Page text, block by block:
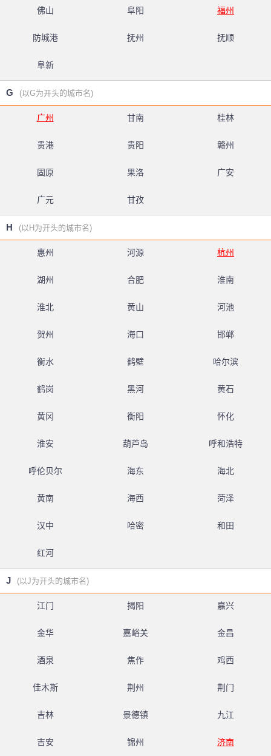
佛山 阜阳 福州
防城港 抚州 抚顺
阜新
G (以G为开头的城市名)
广州 甘南 桂林
贵港 贵阳 赣州
固原 果洛 广安
广元 甘孜
H (以H为开头的城市名)
惠州 河源 杭州
湖州 合肥 淮南
淮北 黄山 河池
贺州 海口 邯郸
衡水 鹤壁 哈尔滨
鹤岗 黑河 黄石
黄冈 衡阳 怀化
淮安 葫芦岛 呼和浩特
呼伦贝尔 海东 海北
黄南 海西 菏泽
汉中 哈密 和田
红河
J (以J为开头的城市名)
江门 揭阳 嘉兴
金华 嘉峪关 金昌
酒泉 焦作 鸡西
佳木斯 荆州 荆门
吉林 景德镇 九江
吉安 锦州 济南